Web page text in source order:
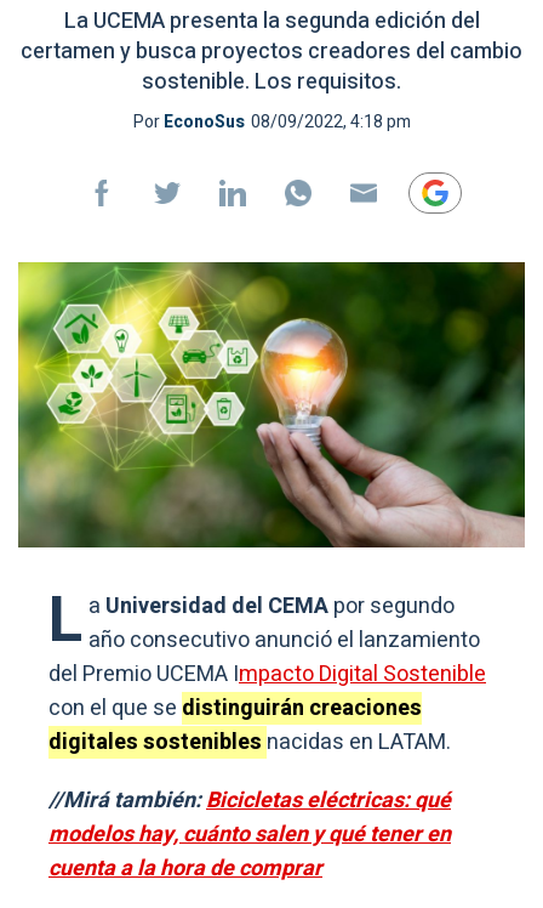
La UCEMA presenta la segunda edición del
certamen y busca proyectos creadores del cambio
sostenible. Los requisitos.
PorEconoSus 08/09/2022, 4:18 pm
L a Universidad del CEMApor segundo
año consecutivo anunció el lanzamiento
del Premio UCEMA Impacto Digital Sostenible
con el que se distinguirán creaciones
digitales sostenibles nacidas en LATAM.
//Mirá también:Bicicletas eléctricas: qué
modelos hay, cuánto salen y qué tener en
cuenta a la hora de comprar